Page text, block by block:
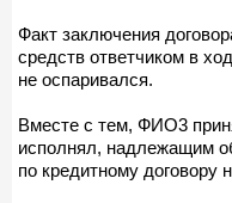
Факт заключения
средств ответчиком в
не оспаривался.
Вместе с тем, ФИО3
исполнял, надлежащим
по кредитному договору